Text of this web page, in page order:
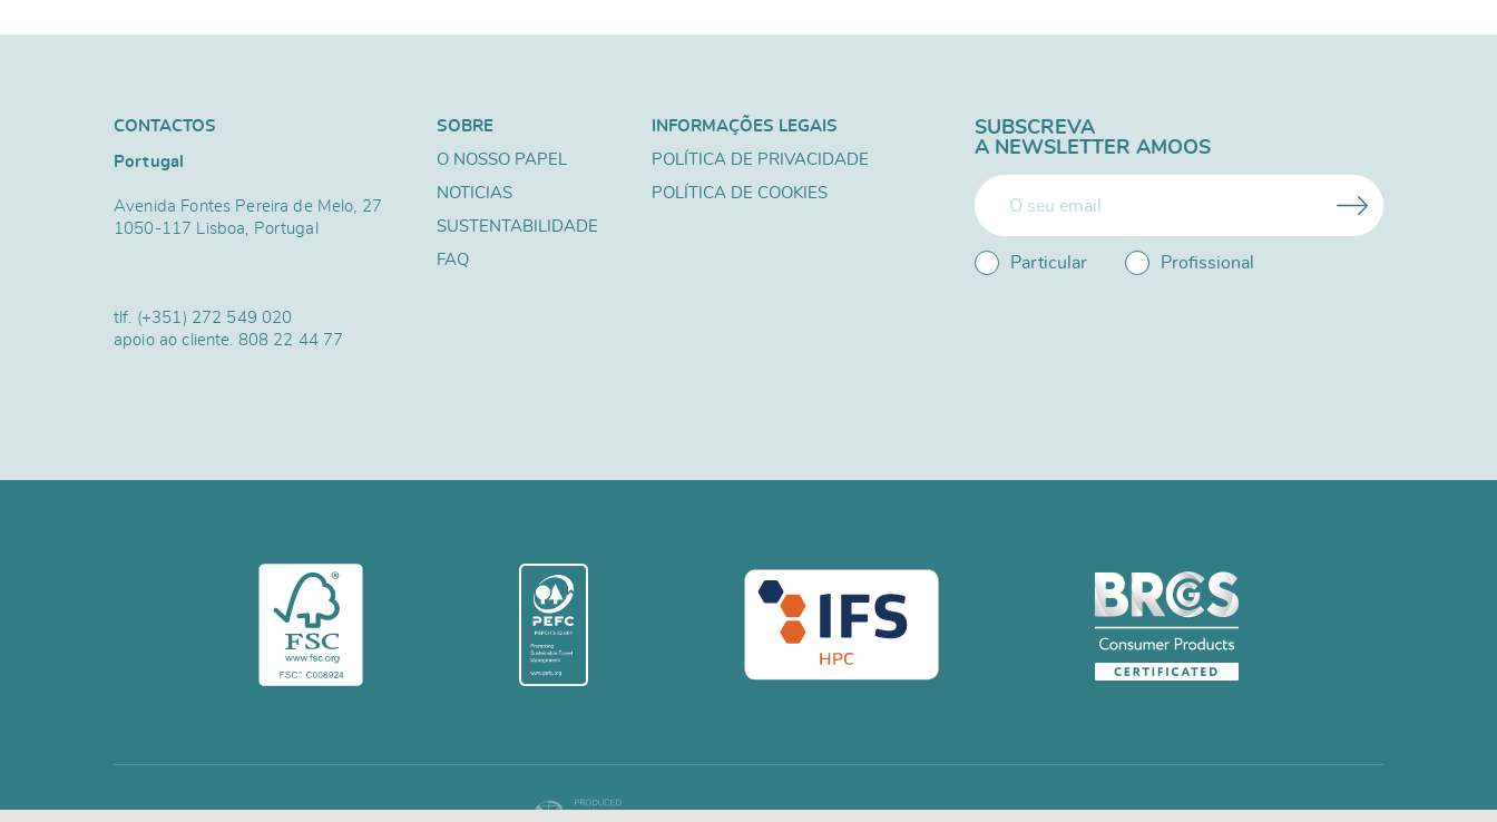
CONTACTOS
Portugal
Avenida Fontes Pereira de Melo, 27
1050-117 Lisboa, Portugal
tlf. (+351) 272 549 020
apoio ao cliente. 808 22 44 77
SOBRE
O NOSSO PAPEL
NOTICIAS
SUSTENTABILIDADE
FAQ
INFORMAÇÕES LEGAIS
POLÍTICA DE PRIVACIDADE
POLÍTICA DE COOKIES
SUBSCREVA
A NEWSLETTER AMOOS
Particular Profissional